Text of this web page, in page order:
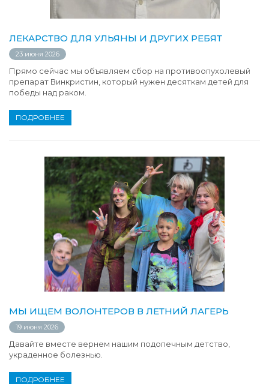
ЛЕКАРСТВО ДЛЯ УЛЬЯНЫ И ДРУГИХ РЕБЯТ
23 июня 2026
Прямо сейчас мы объявляем сбор на противоопухолевый
препарат Винкристин, который нужен десяткам детей для
победы над раком.
ПОДРОБНЕЕ
МЫ ИЩЕМ ВОЛОНТЕРОВ В ЛЕТНИЙ ЛАГЕРЬ
19 июня 2026
Давайте вместе вернем нашим подопечным детство,
украденное болезнью.
ПОДРОБНЕЕ